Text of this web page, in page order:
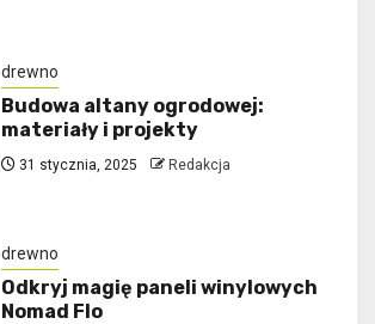
drewno
Budowa altany ogrodowej:
materiały i projekty
31 stycznia, 2025 Redakcja
drewno
Odkryj magię paneli winylowych
Nomad Flo